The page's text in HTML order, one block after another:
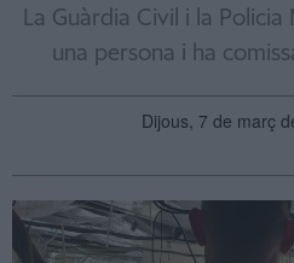
La Guàrdia Civil i la
una persona i ha
Dijous, 7 de març